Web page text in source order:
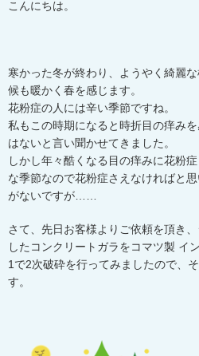
こんにちは。
寒かった冬が終わり、ようやく綺麗
候も暖かく春を感じます。
花粉症の人には辛い季節ですね。
私もこの時期になると時折目の痒み
はないと言い聞かせてきました。
しかし年々酷くなる目の痒みに花粉
な季節なので花粉症さえなければと
がないですが……
さて、先日お客様よりご依頼を頂き
したコンクリートガラをコマツ製 イ
1 で2次破砕を行ってみましたので、
す。